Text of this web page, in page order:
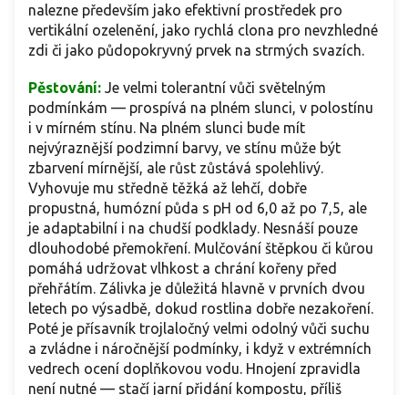
nalezne především jako efektivní prostředek pro
vertikální ozelenění, jako rychlá clona pro nevzhledné
zdi či jako půdopokryvný prvek na strmých svazích.
Pěstování: Je velmi tolerantní vůči světelným
podmínkám — prospívá na plném slunci, v polostínu
i v mírném stínu. Na plném slunci bude mít
nejvýraznější podzimní barvy, ve stínu může být
zbarvení mírnější, ale růst zůstává spolehlivý.
Vyhovuje mu středně těžká až lehčí, dobře
propustná, humózní půda s pH od 6,0 až po 7,5, ale
je adaptabilní i na chudší podklady. Nesnáší pouze
dlouhodobé přemokření. Mulčování štěpkou či kůrou
pomáhá udržovat vlhkost a chrání kořeny před
přehřátím. Zálivka je důležitá hlavně v prvních dvou
letech po výsadbě, dokud rostlina dobře nezakoření.
Poté je přísavník trojlaločný velmi odolný vůči suchu
a zvládne i náročnější podmínky, i když v extrémních
vedrech ocení doplňkovou vodu. Hnojení zpravidla
není nutné — stačí jarní přidání kompostu, příliš